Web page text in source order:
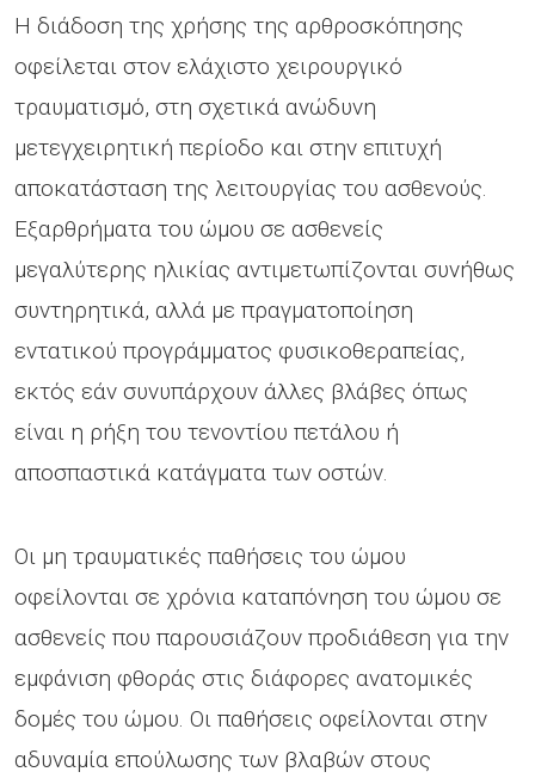
Η διάδοση της χρήσης της αρθροσκόπησης
οφείλεται στον ελάχιστο χειρουργικό
τραυματισμό, στη σχετικά ανώδυνη
μετεγχειρητική περίοδο και στην επιτυχή
αποκατάσταση της λειτουργίας του ασθενούς.
Εξαρθρήματα του ώμου σε ασθενείς
μεγαλύτερης ηλικίας αντιμετωπίζονται συνήθως
συντηρητικά, αλλά με πραγματοποίηση
εντατικού προγράμματος φυσικοθεραπείας,
εκτός εάν συνυπάρχουν άλλες βλάβες όπως
είναι η ρήξη του τενοντίου πετάλου ή
αποσπαστικά κατάγματα των οστών.
Οι μη τραυματικές παθήσεις του ώμου
οφείλονται σε χρόνια καταπόνηση του ώμου σε
ασθενείς που παρουσιάζουν προδιάθεση για την
εμφάνιση φθοράς στις διάφορες ανατομικές
δομές του ώμου. Οι παθήσεις οφείλονται στην
αδυναμία επούλωσης των βλαβών στους